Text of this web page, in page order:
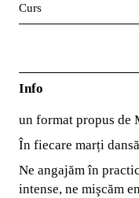
Curs
Info
un format propus de
În fiecare marți
Ne angajăm în
intense, ne mişcăm